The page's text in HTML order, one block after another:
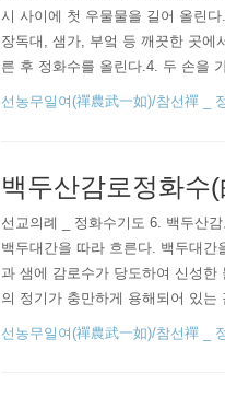
시 사이에 첫 우물물을 길어 올린
장독대, 샘가, 부엌 등 깨끗한 곳에
른 후 정화수를 올린다.4. 두 손을
할 때에는 엎드린 채로 잠시 응복
선농무일여(禪農武一如)/참선禪 _
백두산감로정화수
선교의례 _ 정화수기도 6. 백두산
백두대간을 따라 흐른다. 백두대
과 샘에 감로수가 당도하여 신성
의 정기가 충만하게 용해되어 있
신령스러운 물이니, “백두산감로
선농무일여(禪農武一如)/참선禪 _